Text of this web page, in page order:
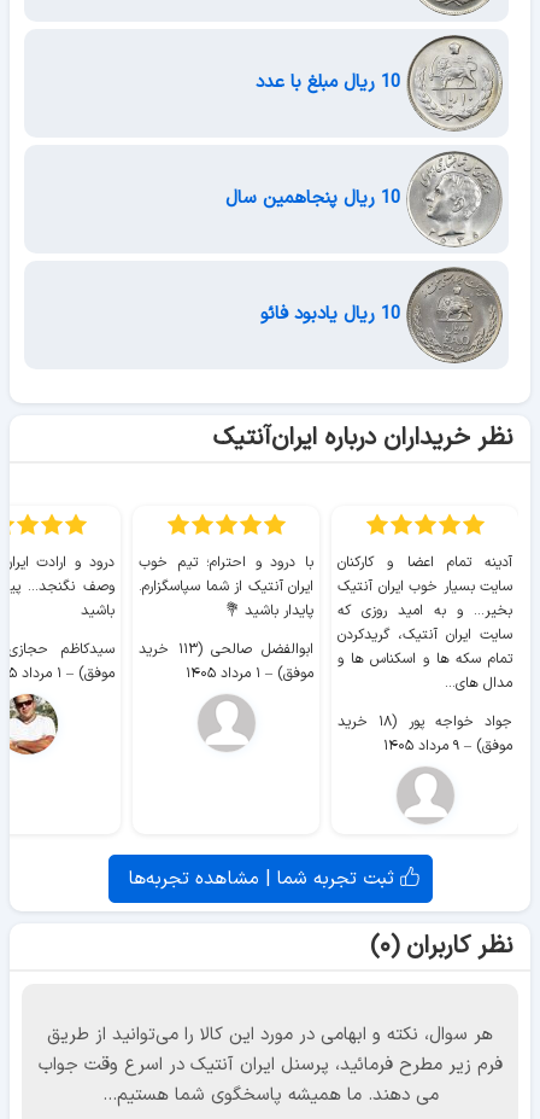
نظر خریداران درباره ایران‌آنتیک
آدینه تمام اعضا و کارکنان
سایت بسیار خوب ايران آنتیک
بخیر... و به امید روزی که
سایت ايران آنتیک، گریدکردن
تمام سکه ها و اسکناس ها و
مدال های...
جواد خواجه پور (۱۸ خرید
موفق) – ۹ مرداد ۱۴۰۵
با درود و احترام؛ تیم خوب
ایران آنتیک از شما سپاسگزارم.
پایدار باشید 💐
ابوالفضل صالحی (۱۱۳ خرید
موفق) – ۱ مرداد ۱۴۰۵
درود و ارادت
وصف نگنجد...
باشید
موفق) – ۱ مرداد ۱۴۰۵
ثبت تجربه شما | مشاهده تجربه‌ها
نظر کاربران (۰)
هر سوال، نکته و ابهامی در مورد این کالا را می‌توانید از طریق
فرم زیر مطرح فرمائید، پرسنل ایران آنتیک در اسرع وقت جواب
می دهند. ما همیشه پاسخگوی شما هستیم...